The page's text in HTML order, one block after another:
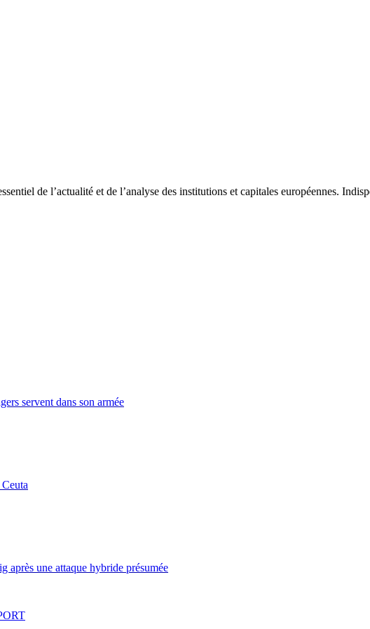
de l’actualité et de l’analyse des institutions et capitales européennes.
servent dans son armée
après une attaque hybride présumée